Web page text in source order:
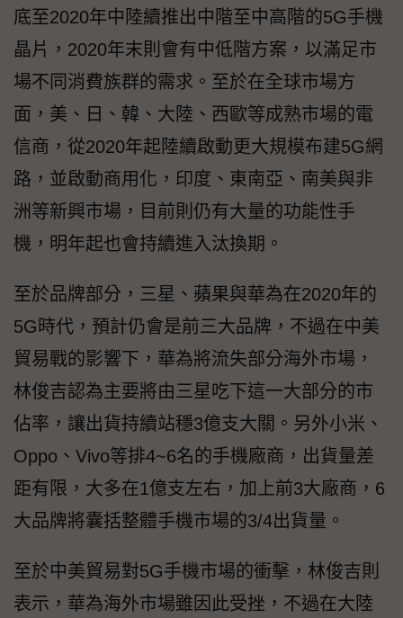
底至2020年中陸續推出中階至中高階的5G手機
晶片，2020年末則會有中低階方案，以滿足市
場不同消費族群的需求。至於在全球市場方
面，美、日、韓、大陸、西歐等成熟市場的電
信商，從2020年起陸續啟動更大規模布建5G網
路，並啟動商用化，印度、東南亞、南美與非
洲等新興市場，目前則仍有大量的功能性手
機，明年起也會持續進入汰換期。
至於品牌部分，三星、蘋果與華為在2020年的
5G時代，預計仍會是前三大品牌，不過在中美
貿易戰的影響下，華為將流失部分海外市場，
林俊吉認為主要將由三星吃下這一大部分的市
佔率，讓出貨持續站穩3億支大關。另外小米、
Oppo、Vivo等排4~6名的手機廠商，出貨量差
距有限，大多在1億支左右，加上前3大廠商，6
大品牌將囊括整體手機市場的3/4出貨量。
至於中美貿易對5G手機市場的衝擊，林俊吉則
表示，華為海外市場雖因此受挫，不過在大陸